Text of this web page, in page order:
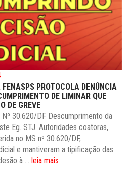
PROTOCOLA DENÚNCIA
DE LIMINAR QUE
DE GREVE
Nº 30.620/DF Descumprimento da
Eg. STJ. Autoridades coatoras,
no MS nº 30.620/DF,
e mantiveram a tipificação das
à ... leia mais